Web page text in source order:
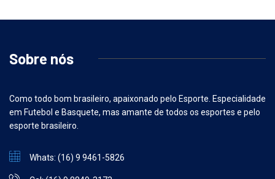
Sobre nós
Como todo bom brasileiro, apaixonado pelo Esporte. Especialidade
em Futebol e Basquete, mas amante de todos os esportes e pelo
esporte brasileiro.
Whats: (16) 9 9461-5826